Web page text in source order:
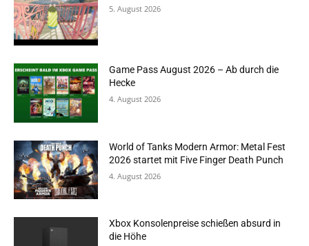
5. August 2026
Game Pass August 2026 – Ab durch die
Hecke
4. August 2026
World of Tanks Modern Armor: Metal Fest
2026 startet mit Five Finger Death Punch
4. August 2026
Xbox Konsolenpreise schießen absurd in
die Höhe